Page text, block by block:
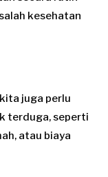
kesehatan
juga perlu
terduga, seperti
atau biaya